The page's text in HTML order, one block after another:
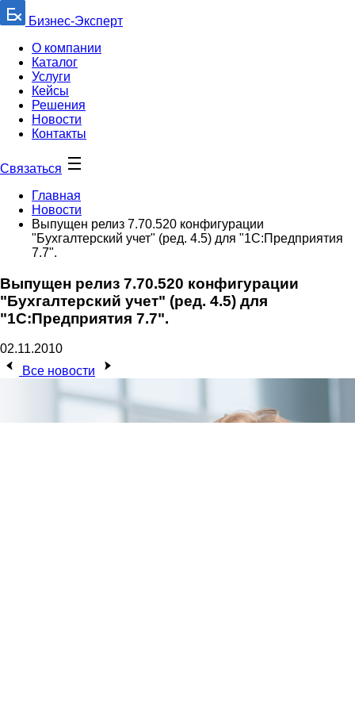
Бизнес-Эксперт
О компании
Каталог
Услуги
Кейсы
Решения
Новости
Контакты
Связаться
Главная
Новости
Выпущен релиз 7.70.520 конфигурации
"Бухгалтерский учет" (ред. 4.5) для "1С:Предприятия
7.7".
Выпущен релиз 7.70.520 конфигурации
"Бухгалтерский учет" (ред. 4.5) для
"1С:Предприятия 7.7".
02.11.2010
Все новости